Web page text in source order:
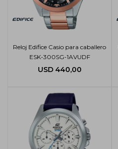
Reloj Edifice Casio para caballero
ESK-300SG-1AVUDF
USD 440,00